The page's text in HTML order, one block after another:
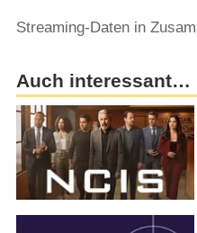
Streaming-Daten in
Auch interessant…